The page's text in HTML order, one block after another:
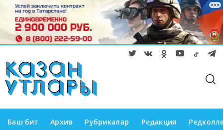
Баш бит Архив Рубрикалар Редакция